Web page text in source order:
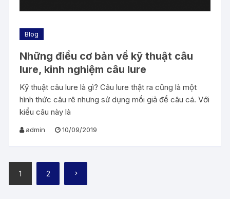
Blog
Những điều cơ bản về kỹ thuật câu
lure, kinh nghiệm câu lure
Kỹ thuật câu lure là gì? Câu lure thật ra cũng là một
hình thức câu rê nhưng sử dụng mồi giả để câu cá. Với
kiểu câu này là
admin 10/09/2019
trang
bài
1 2